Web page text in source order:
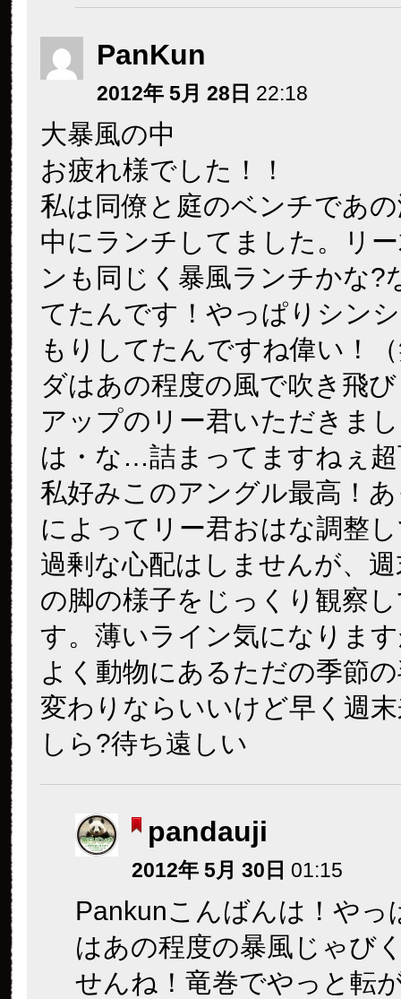
PanKun
2012年 5月 28日 22:18
大暴風の中
お疲れ様でした！！
私は同僚と庭のベンチであ
中 にランチしてました。リ
ンも同じく暴風ランチかな?
てたんです！やっぱりシン
もりしてたんですね偉い！
ダはあの程度の風で吹き飛
アップのリー君いただきま
は・な…詰まってますねぇ
私好みこのアングル最高！
によってリー君おはな調整
過剰な心配はしませんが、
の脚の様子をじっくり観察
す。薄いライン気になりま
よく動物にあるただの季節
変わりならいいけど早く週
しら?待ち遠しい
pandauji
2012年 5月 30日 01:15
Pankunこんばんは！やっ
はあの程度の暴風じゃび
せんね！竜巻でやっと転